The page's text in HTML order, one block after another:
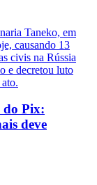
Taneko, em
causando 13
civis na Rússia
e decretou luto
do Pix:
deve